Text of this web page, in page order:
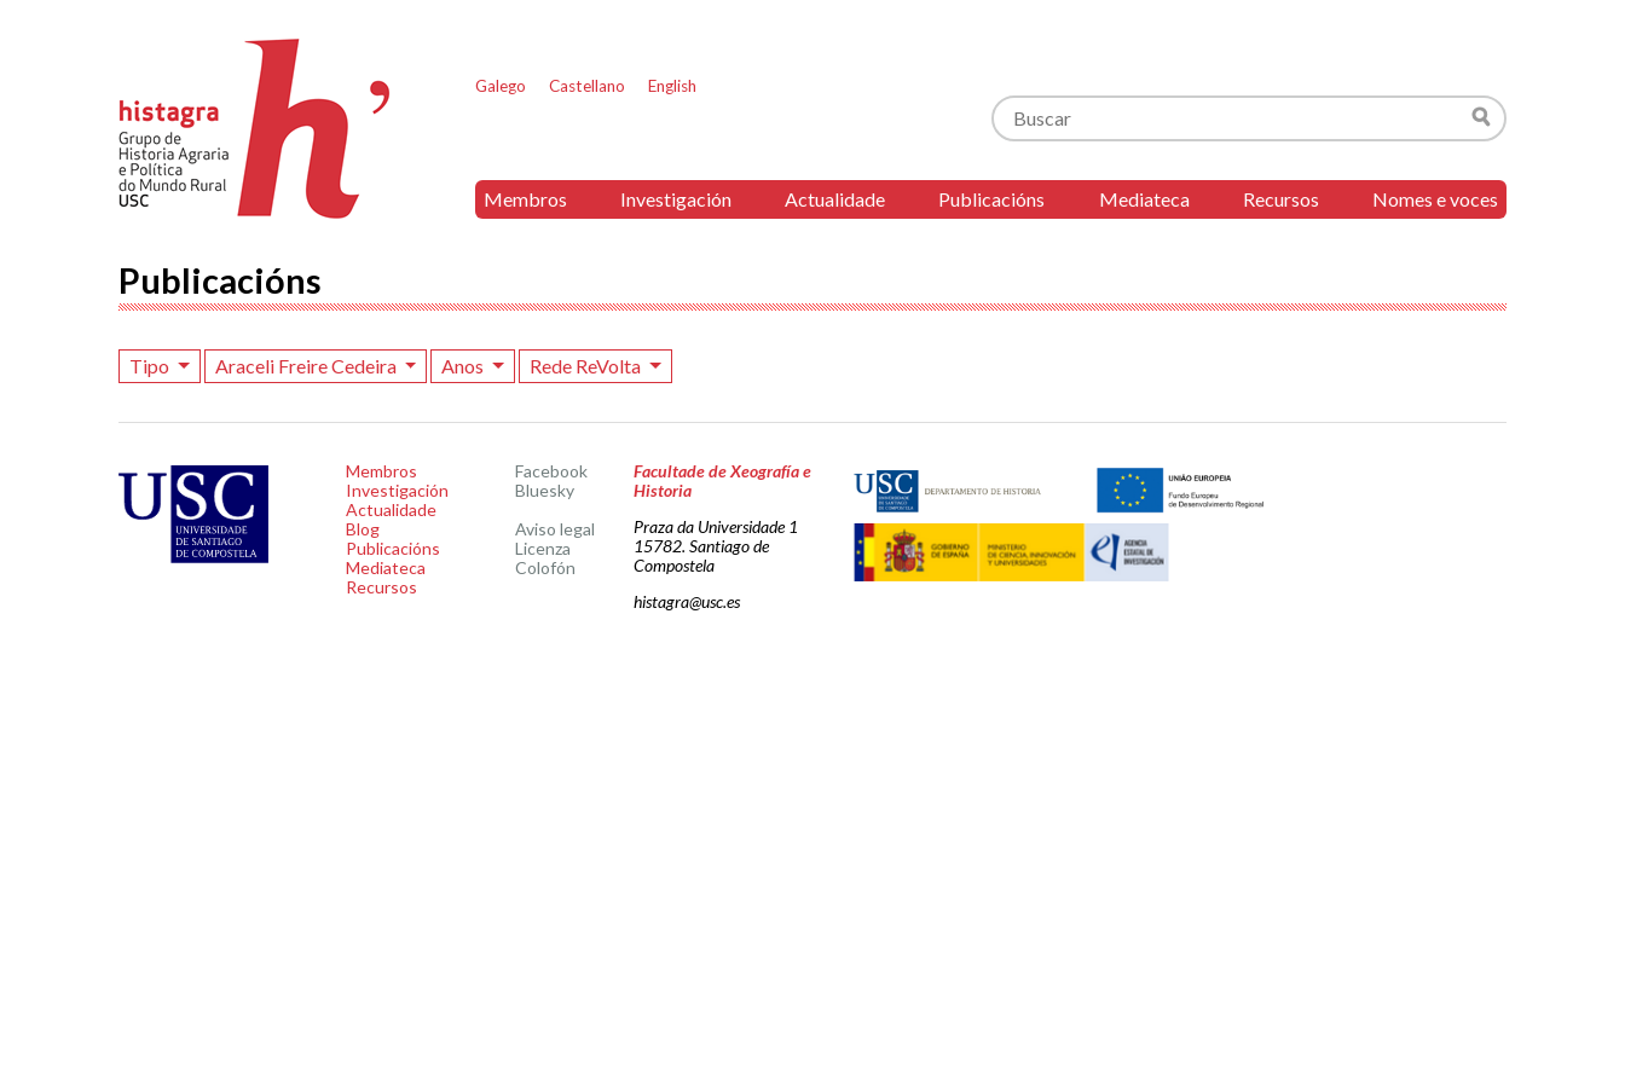
Galego Castellano English
Buscar
Buscar
Membros Investigación Actualidade Publicacións Mediateca Recursos Nomes e voces
Publicacións
Tipo Araceli Freire Cedeira Anos Rede ReVolta
Membros
Investigación
Actualidade
Blog
Publicacións
Mediateca
Recursos
Facebook
Bluesky
Aviso legal
Licenza
Colofón
Facultade de Xeografía e
Historia
Praza da Universidade 1
15782. Santiago de
Compostela
histagra@usc.es